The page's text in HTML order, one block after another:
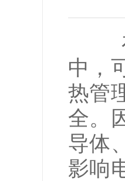
在
中，
热管
全。
导体
影响